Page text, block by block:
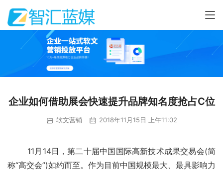
企业如何借助展会快速提升品牌知名度抢占C位
软文营销 2018年11月15日 上午11:02
称“高交会”)如约而至。作为目前中国规模最大、最具影响力